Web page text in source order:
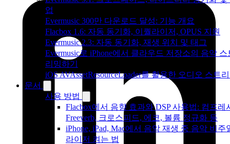
업
Evermusic 300만 다운로드 달성: 기능 개요
Flacbox 1.6: 자동 동기화, 이퀄라이저, OPUS 지원
Evermusic 2.3: 자동 동기화, 재생 위치 및 태그
Evermusic로 iPhone에서 클라우드 저장소의 음악 스
리밍하기
iOS AVAssetResourceLoader를 활용한 오디오 스트
문서
사용 방법
Flacbox에서 음향 효과와 DSP 사용법: 컴프레
Freeverb, 크로스피드, 에코, 볼륨 정규화 등
iPhone, iPad, Mac에서 음악 재생 중 음악 비주
라이저 켜는 법